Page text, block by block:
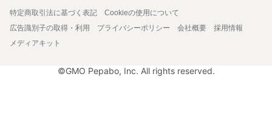
特定商取引法に基づく表記
Cookieの使用について
広告識別子の取得・利用
プライバシーポリシー 会社概要
採用情報
メディアキット
©GMO Pepabo, Inc. All rights reserved.